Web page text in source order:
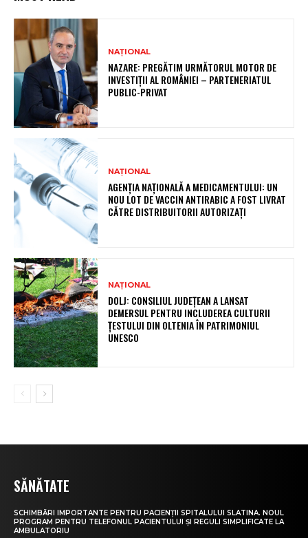
NAȚIONAL
NAZARE: PREGĂTIM URMĂTORUL MOTOR DE
INVESTIȚII AL ROMÂNIEI – PARTENERIATUL
PUBLIC-PRIVAT
NAȚIONAL
AGENȚIA NAȚIONALĂ A MEDICAMENTULUI: UN
NOU LOT DE VACCIN ANTIRABIC A FOST LIVRAT
CĂTRE DISTRIBUITORII AUTORIZAȚI
NAȚIONAL
DOLJ: CONSILIUL JUDEȚEAN A LANSAT
DEMERSUL PENTRU INCLUDEREA CULTURII
ȚESTULUI DIN OLTENIA ÎN PATRIMONIUL
UNESCO
SĂNĂTATE
SCHIMBĂRI IMPORTANTE PENTRU PACIENȚII SPITALULUI SLATINA. NOUL
PROGRAM PENTRU TELEFONUL PACIENTULUI ȘI REGULI SIMPLIFICATE LA
AMBULATORIU